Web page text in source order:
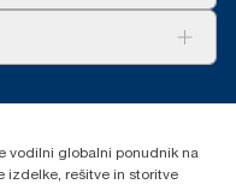
Hygiene
vodilni globalni ponudnik na
izdelke, rešitve in storitve